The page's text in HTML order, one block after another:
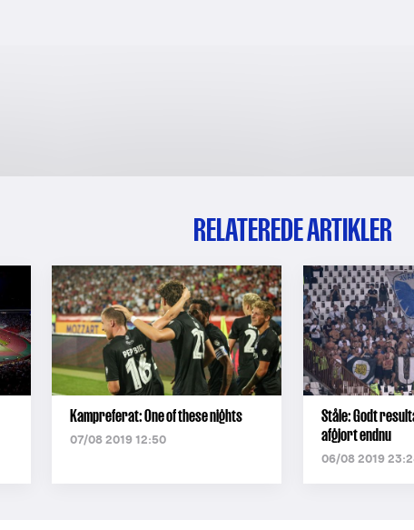
RELATEREDE ARTIKLER
Kampreferat: One of these nights
07/08 2019 12:50
Ståle: Godt
afgjort endnu
06/08 2019